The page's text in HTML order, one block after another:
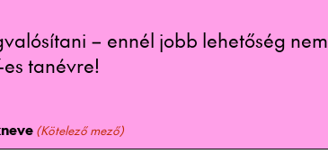
– ennél jobb lehetőség nem
tanévre!
(Kötelező mező)